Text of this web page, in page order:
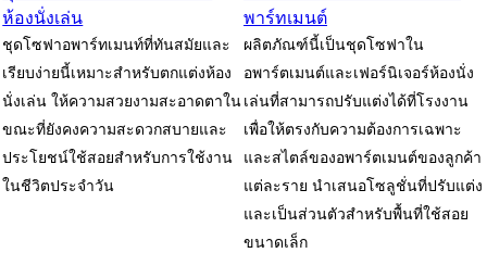
ห้องนั่งเล่น
ชุดโซฟาอพาร์ทเมนท์ที่ทันสมัยและ
เรียบง่ายนี้เหมาะสำหรับตกแต่งห้อง
นั่งเล่น ให้ความสวยงามสะอาดตาใน
ขณะที่ยังคงความสะดวกสบายและ
ประโยชน์ใช้สอยสำหรับการใช้งาน
ในชีวิตประจำวัน
พาร์ทเมนต์
ผลิตภัณฑ์นี้เป็นชุดโซฟาใน
อพาร์ตเมนต์และเฟอร์นิเจอร์ห้องนั่ง
เล่นที่สามารถปรับแต่งได้ที่โรงงาน
เพื่อให้ตรงกับความต้องการเฉพาะ
และสไตล์ของอพาร์ตเมนต์ของลูกค้า
แต่ละราย นำเสนอโซลูชั่นที่ปรับแต่ง
และเป็นส่วนตัวสำหรับพื้นที่ใช้สอย
ขนาดเล็ก